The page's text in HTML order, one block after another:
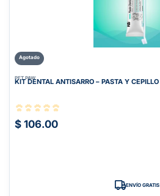
Agotado
PET PAW
KIT DENTAL ANTISARRO – PASTA Y CEPILLO
$ 106.00
ENVÍO GRATIS